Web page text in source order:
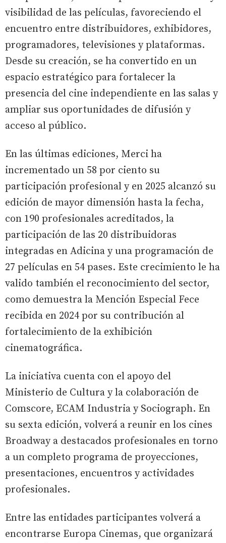
visibilidad de las películas, favoreciendo el
encuentro entre distribuidores, exhibidores,
programadores, televisiones y plataformas.
Desde su creación, se ha convertido en un
espacio estratégico para fortalecer la
presencia del cine independiente en las salas y
ampliar sus oportunidades de difusión y
acceso al público.
En las últimas ediciones, Merci ha
incrementado un 58 por ciento su
participación profesional y en 2025 alcanzó su
edición de mayor dimensión hasta la fecha,
con 190 profesionales acreditados, la
participación de las 20 distribuidoras
integradas en Adicina y una programación de
27 películas en 54 pases. Este crecimiento le ha
valido también el reconocimiento del sector,
como demuestra la Mención Especial Fece
recibida en 2024 por su contribución al
fortalecimiento de la exhibición
cinematográfica.
La iniciativa cuenta con el apoyo del
Ministerio de Cultura y la colaboración de
Comscore, ECAM Industria y Sociograph. En
su sexta edición, volverá a reunir en los cines
Broadway a destacados profesionales en torno
a un completo programa de proyecciones,
presentaciones, encuentros y actividades
profesionales.
Entre las entidades participantes volverá a
encontrarse Europa Cinemas, que organizará